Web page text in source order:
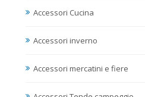
Accessori Cucina
Accessori inverno
Accessori mercatini e fiere